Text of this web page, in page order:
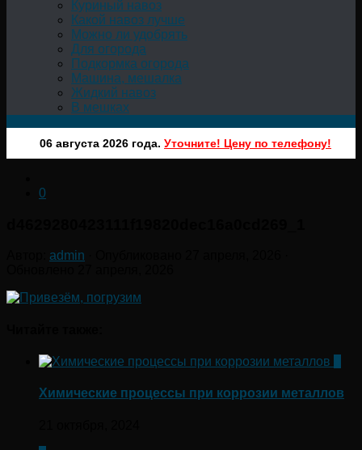
Куриный навоз
Какой навоз лучше
Можно ли удобрять
Для огорода
Подкормка огорода
Машина, мешалка
Жидкий навоз
В мешках
06 августа 2026 года. Уточните! Цену по телефону!
0
admin
Химические процессы при коррозии металлов